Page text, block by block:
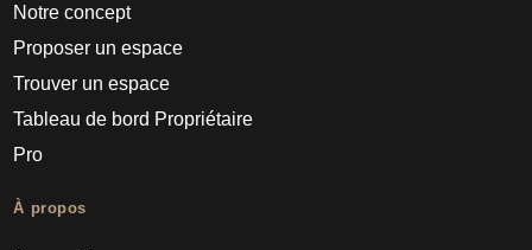
Notre concept
Proposer un espace
Trouver un espace
Tableau de bord Propriétaire
Pro
À propos